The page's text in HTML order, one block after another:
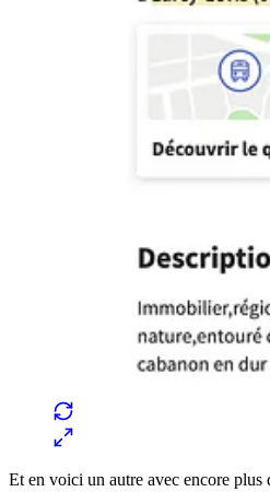
Et en voici un autre avec encore plus